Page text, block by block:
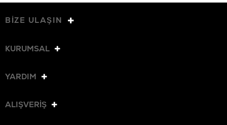
BİZE ULAŞIN
KURUMSAL
YARDIM
ALIŞVERİŞ